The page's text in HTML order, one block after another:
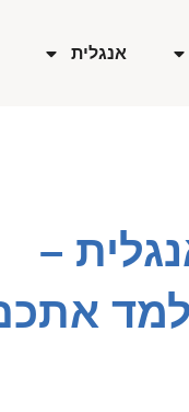
אנגלית
19 באנגלית –